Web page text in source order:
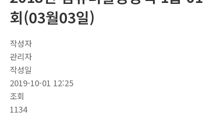
회(03월03일)
작성자
관리자
작성일
2019-10-01 12:25
조회
1134